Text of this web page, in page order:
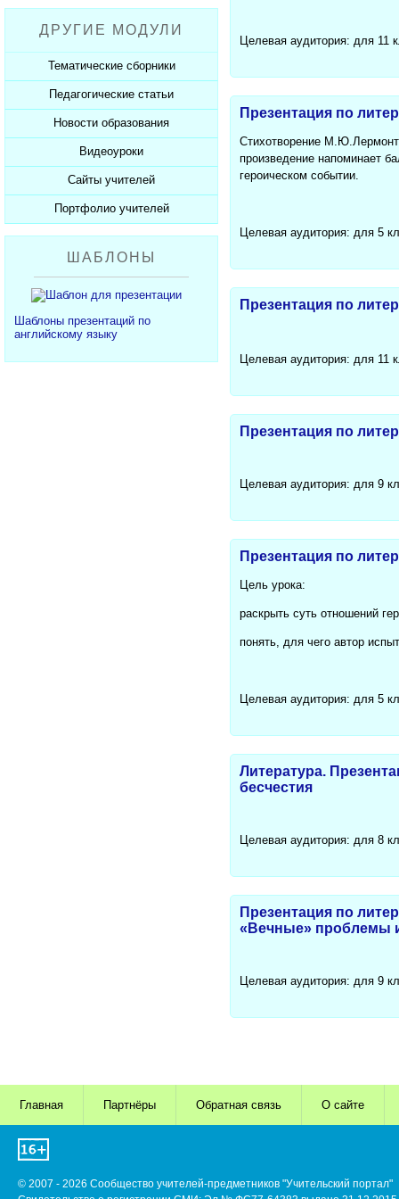
Пожарная безопасность
СанПиНы
Должностные обязанности
Планы, справки, протоколы
Презентации к Дню матери
Презентации к Новому году
Презентации к 23 февраля
Презентации к 8 марта
Презентации к Дню Победы
350 лет Петру I
Разработки учащихся
Софт для учителя
ДРУГИЕ МОДУЛИ
Тематические сборники
Сборники презентаций
Педагогические статьи
Каталог статей
Добавить статью
Новости образования
Новости образования
Видеоуроки
Видеоуроки ЕГЭ и ОГЭ
Сайты учителей
Каталог сайтов
Добавить сайт
Портфолио учителей
Каталог портфолио
Добавить портфолио
ШАБЛОНЫ
Шаблоны презентаций по
английскому языку
Целевая аудитория: для 11
Презентация по
Стихотворение
произведение напоминает
героическом событии.
Целевая аудитория: для 5
Презентация по
Целевая аудитория: для 11
Презентация по
Целевая аудитория: для 9
Презентация по
Цель урока:
раскрыть суть отношений
понять, для чего автор
Целевая аудитория: для 5
Литература.
бесчестия
Целевая аудитория: для 8
Презентация по
«Вечные» проблемы
Целевая аудитория: для 9
Главная Партнёры Обратная связь О сайте
© 2007 - 2026 Сообщество учителей-предметников "Учительский портал"